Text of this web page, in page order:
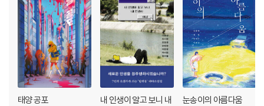
태양 공포
내 인생이 알고 보니 내
눈송이의 아름다움